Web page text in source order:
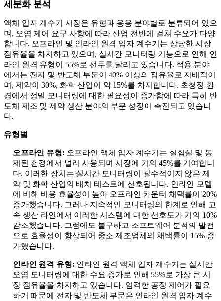
세분화 분석
액체 입자 계수기 시장은 유형과 응용 분야별로 분류되어 있으
며, 오염 제어 요구 사항에 따라 산업 전반에 걸쳐 수요가 다양
합니다. 오프라인 및 인라인 원격 입자 계수기는 상당한 시장
점유율을 차지하고 있으며, 실시간 모니터링 기능으로 인해 인
라인 원격 유형이 55%로 선두를 달리고 있습니다. 적용 분야
에서는 전자 및 반도체 부문이 40% 이상의 점유율로 지배적이
며, 제약이 30%, 화학 산업이 약 15%를 차지합니다. 초청정 환
경에서 정밀 모니터링에 대한 필요성이 증가함에 따라 특히 반
도체 제조 및 제약 생산 분야의 부문 성장이 촉진되고 있습니
다.
유형별
오프라인 유형: 오프라인 액체 입자 계수기는 실험실 및 통
제된 환경에서 널리 사용되며 시장에 거의 45%를 기여합니
다. 이러한 장치는 실시간 모니터링이 필수적이지 않은 제
약 및 화학 산업의 배치 테스트에 선호됩니다. 인라인 모델
에 비해 비용 효율성이 높아 오프라인 카운터 채택률이 20%
증가했습니다. 그러나 지속적인 모니터링의 한계로 인해 고
속 생산 라인에서 이러한 시스템에 대한 선호도가 거의 10%
감소했습니다. 그럼에도 불구하고 소프트웨어 분석의 발전
으로 효율성이 향상되어 중소 제조업체의 채택률이 15% 증
가했습니다.
인라인 원격 유형: 인라인 원격 액체 입자 계수기는 실시간
오염 모니터링에 대한 수요 증가로 인해 55%로 가장 큰 시
장 점유율을 차지하고 있습니다. 엄격한 공정 제어가 필요
하기 때문에 전자 및 반도체 부문은 인라인 원격 입자 계수